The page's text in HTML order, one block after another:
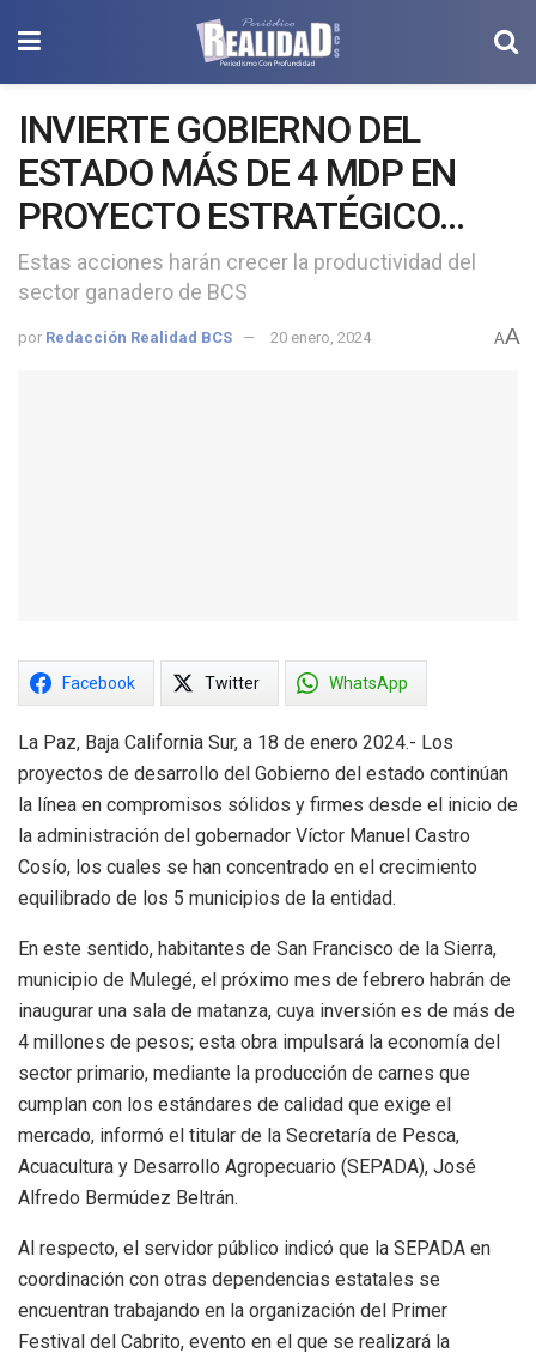
INVIERTE GOBIERNO DEL
ESTADO MÁS DE 4 MDP EN
PROYECTO ESTRATÉGICO
PARA SAN FRANCISCO DE LA
SIERRA
Estas acciones harán crecer la productividad del
sector ganadero de BCS
por Redacción Realidad BCS 20 enero, 2024 AA
Facebook Twitter WhatsApp
La Paz, Baja California Sur, a 18 de enero 2024.- Los
proyectos de desarrollo del Gobierno del estado continúan
la línea en compromisos sólidos y firmes desde el inicio de
la administración del gobernador Víctor Manuel Castro
Cosío, los cuales se han concentrado en el crecimiento
equilibrado de los 5 municipios de la entidad.
En este sentido, habitantes de San Francisco de la Sierra,
municipio de Mulegé, el próximo mes de febrero habrán de
inaugurar una sala de matanza, cuya inversión es de más de
4 millones de pesos; esta obra impulsará la economía del
sector primario, mediante la producción de carnes que
cumplan con los estándares de calidad que exige el
mercado, informó el titular de la Secretaría de Pesca,
Acuacultura y Desarrollo Agropecuario (SEPADA), José
Alfredo Bermúdez Beltrán.
Al respecto, el servidor público indicó que la SEPADA en
coordinación con otras dependencias estatales se
encuentran trabajando en la organización del Primer
Festival del Cabrito, evento en el que se realizará la